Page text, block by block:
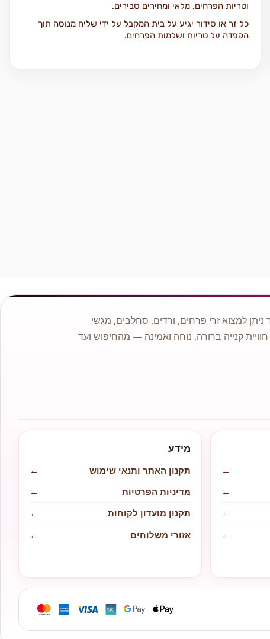
וטריות הפרחים, מלאי ומחירים סבירים.
כל זר או סידור יגיע על בית המקבל על ידי שליח מנוסה תוך
הקפדה על טריות ושלמות הפרחים.
למצוא זרי פרחים, ורדים, סחלבים, מגשי
קנייה ברורה, נוחה ואמינה — מהחיפוש ועד
←
←
←
←
מידע
תקנון האתר ותנאי שימוש
←
מדיניות הפרטיות
←
תקנון מועדון לקוחות
←
אזורי משלוחים
←